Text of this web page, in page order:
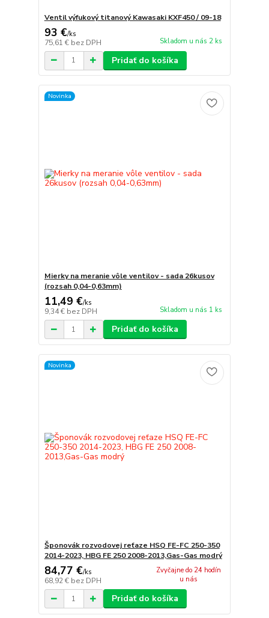
Ventil výfukový titanový Kawasaki KXF450 / 09-18
93 €/ks
75,61 € bez DPH Skladom u nás 2 ks
Pridať do košíka
Novinka
Mierky na meranie vôle ventilov - sada 26kusov
(rozsah 0,04-0,63mm)
11,49 €/ks
9,34 € bez DPH Skladom u nás 1 ks
Pridať do košíka
Novinka
Šponovák rozvodovej reťaze HSQ FE-FC 250-350
2014-2023, HBG FE 250 2008-2013,Gas-Gas modrý
84,77 €/ks
68,92 € bez DPH
Zvyčajne do 24 hodín
u nás
Pridať do košíka